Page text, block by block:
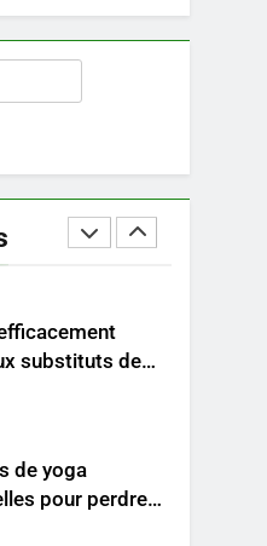
en plaques et
clés pour créer
solide
substituts de
et conseils
de yoga
pour perdre
rapidement et